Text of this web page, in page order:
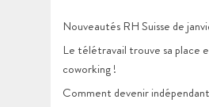
Nouveautés RH Suisse de
Le télétravail trouve sa place
coworking !
Comment devenir